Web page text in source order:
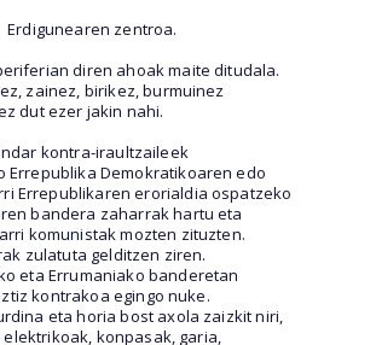
Erdigunearen zentroa.
diren ahoak maite ditudala.
zainez, birikez, burmuinez
dut ezer jakin nahi.
kontra-iraultzaileek
Errepublika Demokratikoaren edo
Errepublikaren erorialdia ospatzeko
bandera zaharrak hartu eta
komunistak mozten zituzten.
zulatuta gelditzen ziren.
eta Errumaniako banderetan
kontrakoa egingo nuke.
eta horia bost axola zaizkit niri,
elektrikoak, konpasak, garia,